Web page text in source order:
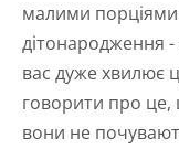
малими
дітонародження
вас дуже хвилює
говорити про це,
вони не